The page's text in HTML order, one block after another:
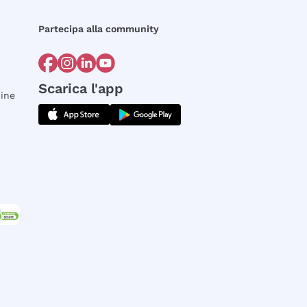
Partecipa alla community
Scarica l'app